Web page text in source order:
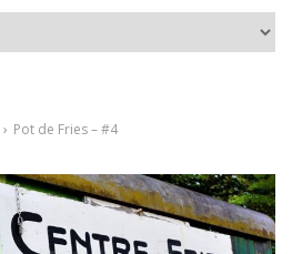
› Pot de Fries – #4